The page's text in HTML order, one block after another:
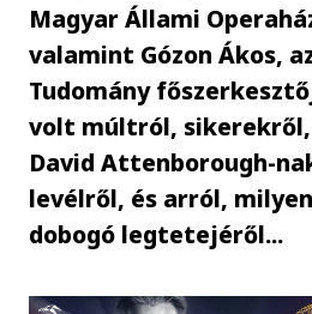
Magyar Állami
valamint Gózon Ákos,
Tudomány
volt múltról, sikerekről,
David Attenborough-
levélről, és arról,
dobogó legtetejéről...